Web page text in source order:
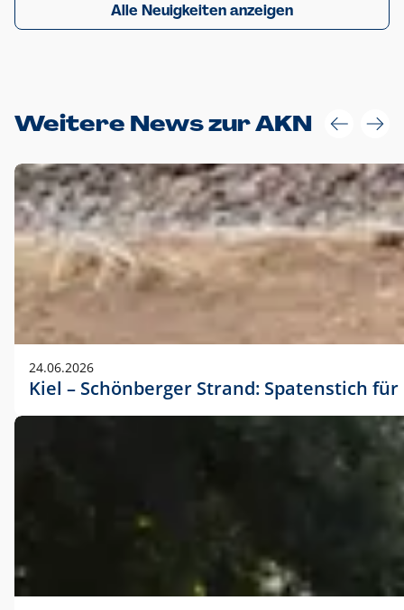
Alle Neuigkeiten anzeigen
Weitere News zur AKN
24.06.2026
Kiel – Schönberger Strand: Spatenstich